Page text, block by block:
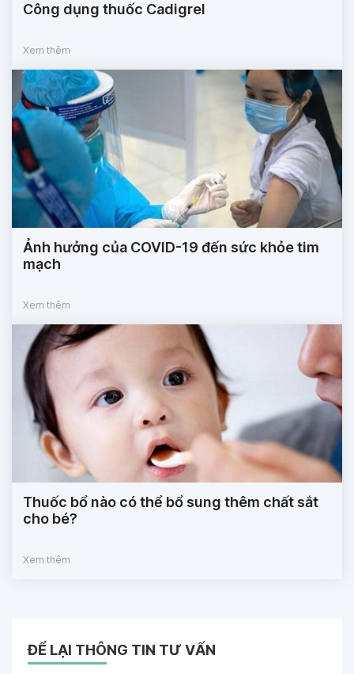
Công dụng thuốc Cadigrel
Xem thêm
Ảnh hưởng của COVID-19 đến sức khỏe tim
mạch
Xem thêm
Thuốc bổ nào có thể bổ sung thêm chất sắt
cho bé?
Xem thêm
ĐỂ LẠI THÔNG TIN TƯ VẤN